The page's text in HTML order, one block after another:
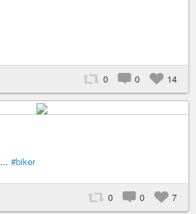
0 0 14
... #biker
0 0 7